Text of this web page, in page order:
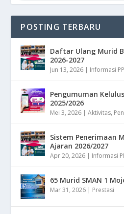
POSTING TERBARU
Daftar Ulang Murid
2026-2027
Jun 13, 2026 | Informasi
Pengumuman
2025/2026
Mei 3, 2026 |Aktivitas,
Sistem Penerimaan
Ajaran 2026/2027
Apr 20, 2026 | Informasi
65 Murid SMAN 1
Mar 31, 2026 | Prestasi